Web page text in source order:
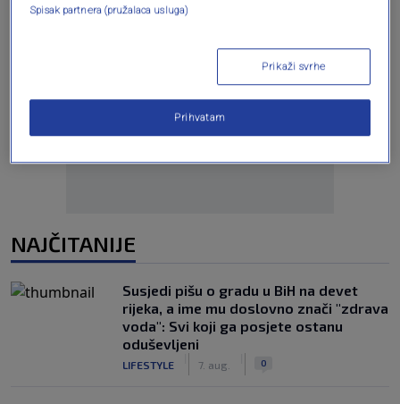
Oglas
NAJČITANIJE
Susjedi pišu o gradu u BiH na devet
rijeka, a ime mu doslovno znači "zdrava
voda": Svi koji ga posjete ostanu
oduševljeni
LIFESTYLE 7. aug. 0
Spisak partnera (pružalaca usluga)
Prikaži svrhe
Prihvatam